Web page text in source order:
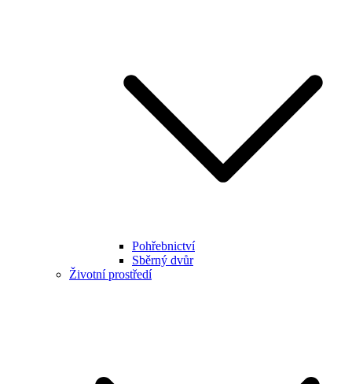
Pohřebnictví
Sběrný dvůr
Životní prostředí